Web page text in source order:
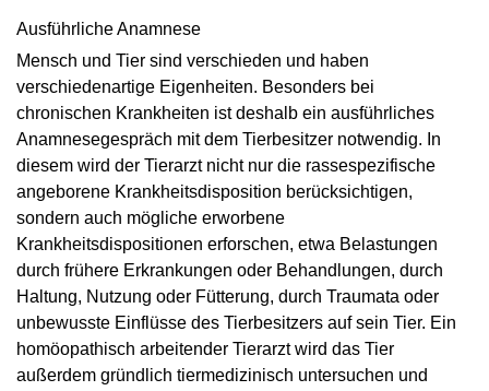
Ausführliche Anamnese
Mensch und Tier sind verschieden und haben
verschiedenartige Eigenheiten. Besonders bei
chronischen Krankheiten ist deshalb ein ausführliches
Anamnesegespräch mit dem Tierbesitzer notwendig. In
diesem wird der Tierarzt nicht nur die rassespezifische
angeborene Krankheitsdisposition berücksichtigen,
sondern auch mögliche erworbene
Krankheitsdispositionen erforschen, etwa Belastungen
durch frühere Erkrankungen oder Behandlungen, durch
Haltung, Nutzung oder Fütterung, durch Traumata oder
unbewusste Einflüsse des Tierbesitzers auf sein Tier. Ein
homöopathisch arbeitender Tierarzt wird das Tier
außerdem gründlich tiermedizinisch untersuchen und